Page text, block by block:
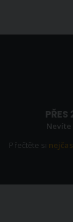
Přečtěte si